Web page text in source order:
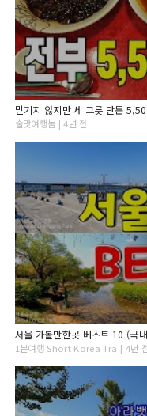
믿기지 않지만 세 그릇 단돈
술맛여행놈 | 4년 전
서울 가볼만한곳 베스트 10 (국
1분여행 Short Korea Tra | 4년